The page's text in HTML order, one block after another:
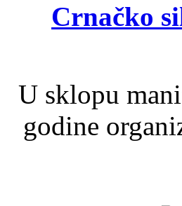
Crnačko
U sklopu
godine